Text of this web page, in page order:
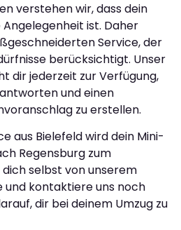
verstehen wir, dass dein
Angelegenheit ist. Daher
Service, der
berücksichtigt. Unser
dir jederzeit zur Verfügung,
und einen
zu erstellen.
aus Bielefeld wird dein Mini-
Regensburg zum
selbst von unserem
und kontaktiere uns noch
dir bei deinem Umzug zu